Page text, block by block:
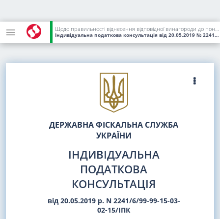
Щодо правильності віднесення відповідної винагороди до поняття "роялті" та оподаткування податком на додану вартість операцій з надання права на використання торговельної марки (знаки на товари і послуги) згідно з ліцензійним/субліцензійним договором
Індивідуальна податкова консультація від 20.05.2019 № 2241/6/99-99-15-03-02-15/ІПК
ДЕРЖАВНА ФІСКАЛЬНА СЛУЖБА
УКРАЇНИ
ІНДИВІДУАЛЬНА
ПОДАТКОВА
КОНСУЛЬТАЦІЯ
від 20.05.2019 р. N 2241/6/99-99-15-03-
02-15/ІПК